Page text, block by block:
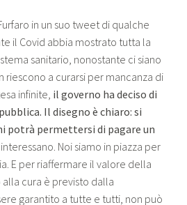
in un suo tweet di qualche
il Covid abbia mostrato tutta la
sanitario, nonostante ci siano
riescono a curarsi per mancanza di
infinite, il governo ha deciso di
Il disegno è chiaro: si
potrà permettersi di pagare un
Noi siamo in piazza per
E per riaffermare il valore della
cura è previsto dalla
garantito a tutte e tutti, non può